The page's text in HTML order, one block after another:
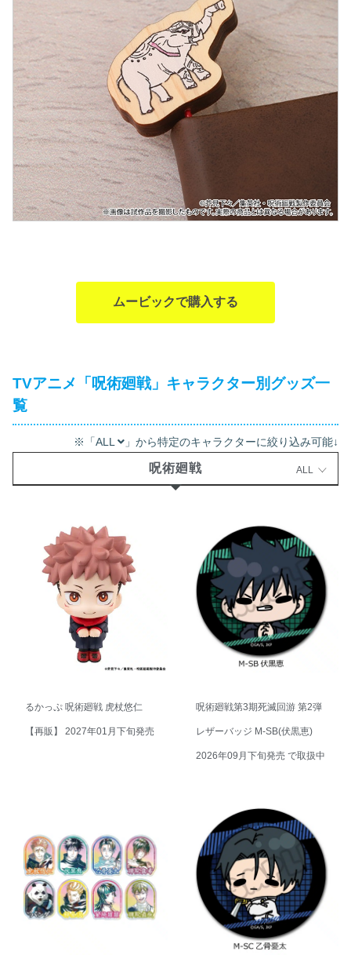
ムービックで購入する
TVアニメ「呪術廻戦」キャラクター別グッズ一
覧
※「ALL 」から特定のキャラクターに絞り込み可能↓
呪術廻戦 ALL
るかっぷ 呪術廻戦 虎杖悠仁
【再販】 2027年01月下旬発売
呪術廻戦第3期死滅回游 第2弾
レザーバッジ M-SB(伏黒恵)
2026年09月下旬発売 で取扱中